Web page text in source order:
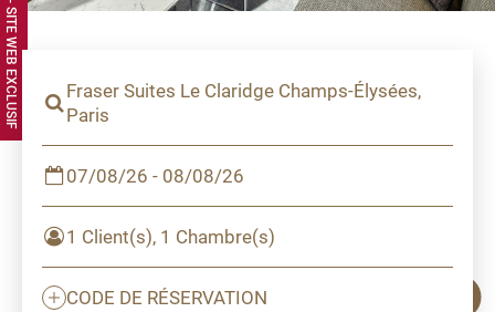
Fraser Suites Le Claridge Champs-Élysées,
Paris
07/08/26 - 08/08/26
1 Client(s), 1 Chambre(s)
CODE DE RÉSERVATION